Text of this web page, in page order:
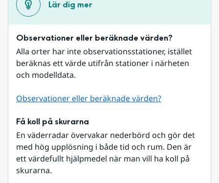
Lär dig mer
Observationer eller beräknade värden?
Alla orter har inte observationsstationer, istället
beräknas ett värde utifrån stationer i närheten
och modelldata.
Observationer eller beräknade värden?
Få koll på skurarna
En väderradar övervakar nederbörd och gör det
med hög upplösning i både tid och rum. Den är
ett värdefullt hjälpmedel när man vill ha koll på
skurarna.